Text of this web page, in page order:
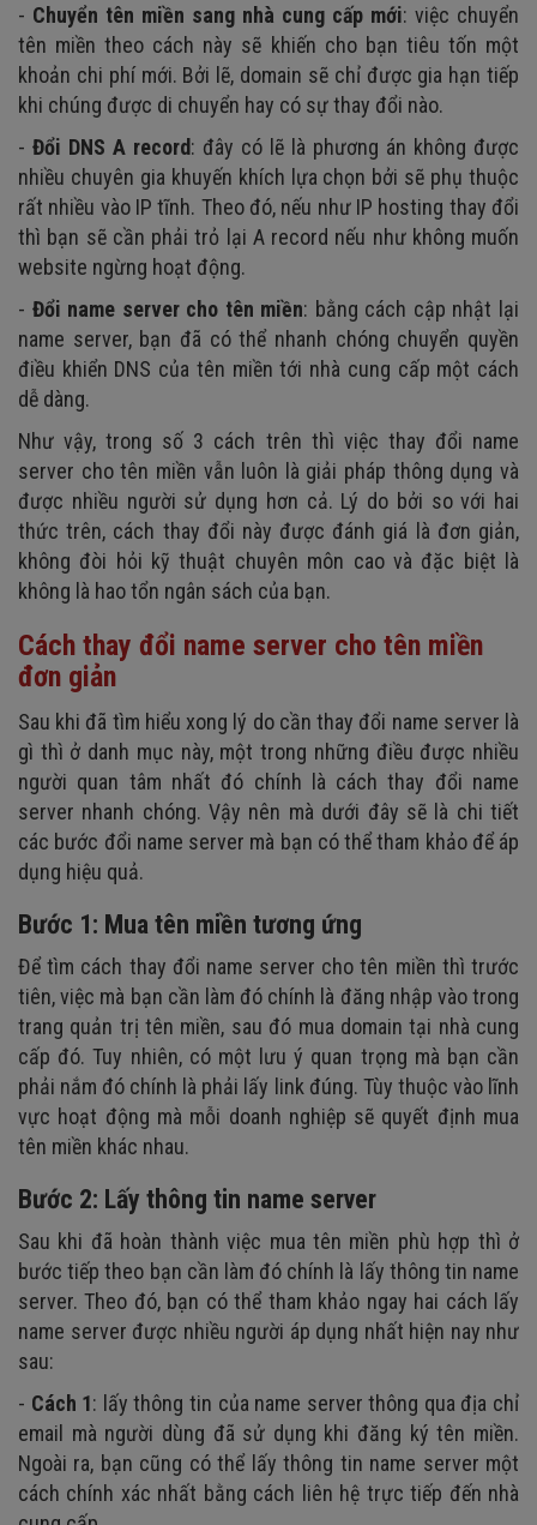
- Chuyển tên miền sang nhà cung cấp mới: việc chuyển
tên miền theo cách này sẽ khiến cho bạn tiêu tốn một
khoản chi phí mới. Bởi lẽ, domain sẽ chỉ được gia hạn tiếp
khi chúng được di chuyển hay có sự thay đổi nào.
- Đổi DNS A record: đây có lẽ là phương án không được
nhiều chuyên gia khuyến khích lựa chọn bởi sẽ phụ thuộc
rất nhiều vào IP tĩnh. Theo đó, nếu như IP hosting thay đổi
thì bạn sẽ cần phải trỏ lại A record nếu như không muốn
website ngừng hoạt động.
- Đổi name server cho tên miền: bằng cách cập nhật lại
name server, bạn đã có thể nhanh chóng chuyển quyền
điều khiển DNS của tên miền tới nhà cung cấp một cách
dễ dàng.
Như vậy, trong số 3 cách trên thì việc thay đổi name
server cho tên miền vẫn luôn là giải pháp thông dụng và
được nhiều người sử dụng hơn cả. Lý do bởi so với hai
thức trên, cách thay đổi này được đánh giá là đơn giản,
không đòi hỏi kỹ thuật chuyên môn cao và đặc biệt là
không là hao tổn ngân sách của bạn.
Cách thay đổi name server cho tên miền
đơn giản
Sau khi đã tìm hiểu xong lý do cần thay đổi name server là
gì thì ở danh mục này, một trong những điều được nhiều
người quan tâm nhất đó chính là cách thay đổi name
server nhanh chóng. Vậy nên mà dưới đây sẽ là chi tiết
các bước đổi name server mà bạn có thể tham khảo để áp
dụng hiệu quả.
Bước 1: Mua tên miền tương ứng
Để tìm cách thay đổi name server cho tên miền thì trước
tiên, việc mà bạn cần làm đó chính là đăng nhập vào trong
trang quản trị tên miền, sau đó mua domain tại nhà cung
cấp đó. Tuy nhiên, có một lưu ý quan trọng mà bạn cần
phải nắm đó chính là phải lấy link đúng. Tùy thuộc vào lĩnh
vực hoạt động mà mỗi doanh nghiệp sẽ quyết định mua
tên miền khác nhau.
Bước 2: Lấy thông tin name server
Sau khi đã hoàn thành việc mua tên miền phù hợp thì ở
bước tiếp theo bạn cần làm đó chính là lấy thông tin name
server. Theo đó, bạn có thể tham khảo ngay hai cách lấy
name server được nhiều người áp dụng nhất hiện nay như
sau:
- Cách 1: lấy thông tin của name server thông qua địa chỉ
email mà người dùng đã sử dụng khi đăng ký tên miền.
Ngoài ra, bạn cũng có thể lấy thông tin name server một
cách chính xác nhất bằng cách liên hệ trực tiếp đến nhà